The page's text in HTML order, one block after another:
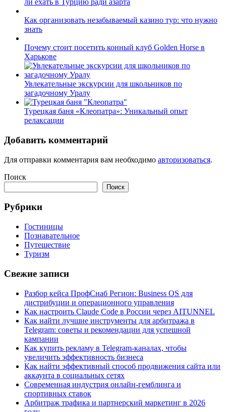
ли ехать в Турцию ради азарта
Как организовать незабываемый казино тур: что нужно
знать
Почему стоит посетить конный клуб Golden Horse в
Харькове
Увлекательные экскурсии для школьников по
загадочному Уралу
Турецкая баня «Клеопатра»: Уникальный опыт
релаксации
Добавить комментарий
Для отправки комментария вам необходимо авторизоваться.
Поиск
Поиск
Рубрики
Гостиницы
Познавательное
Путешествие
Туризм
Свежие записи
Разбор кейса ПрофСнаб Регион: Business OS для
дистрибуции и операционного управления
Как настроить Claude Code в России через AITUNNEL
Как найти лучшие инструменты для арбитража в
Telegram: советы и рекомендации для успешной
кампании
Как купить рекламу в Telegram-каналах, чтобы
увеличить эффективность бизнеса
Как найти эффективный способ продвижения сайта или
аккаунта в социальных сетях
Современная индустрия онлайн-гемблинга и
спортивных ставок
Арбитраж трафика и партнерский маркетинг в 2026